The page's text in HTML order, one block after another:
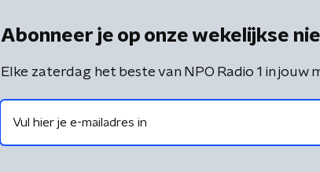
Abonneer je op onze wekelijkse
Elke zaterdag het beste van NPO Radio 1 in jouw